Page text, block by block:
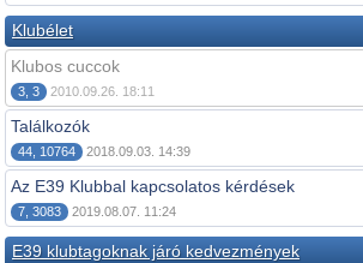
Klubélet
Klubos cuccok
3, 3 2010.09.26. 18:11
Találkozók
44, 10764 2018.09.03. 14:39
Az E39 Klubbal kapcsolatos kérdések
7, 3083 2019.08.07. 11:24
E39 klubtagoknak járó kedvezmények